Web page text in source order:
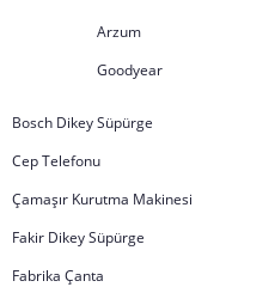
Arzum
Goodyear
Bosch Dikey Süpürge
Cep Telefonu
Çamaşır Kurutma Makinesi
Fakir Dikey Süpürge
Fabrika Çanta